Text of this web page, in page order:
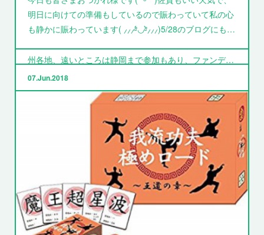
6･10日曜日 NOVA地域大会 称号戦結果！１／２
皆さまこんにちは！６月１０日に行われた地域大会in
州各地、遠いところは静岡まで参加もあり、ファンデ…
明日に向けての準備もしているので賑わっていて私の心
も静かに賑わっています( ⸝⸝⸝⁼̴́◡︎⁼̴̀⸝⸝⸝)5/28のブログにも…
07Jun2018